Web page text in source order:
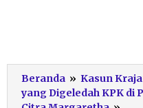
Beranda » Kasun
yang Digeledah KPK di